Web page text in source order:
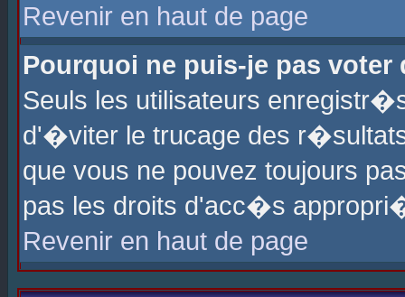
Revenir en haut de page
Pourquoi ne puis-je pas voter
Seuls les utilisateurs
d'�viter le trucage des
que vous ne pouvez toujours
pas les droits d'acc�s
Revenir en haut de page